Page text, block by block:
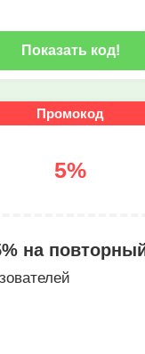
Показать код!
Промокод
5%
на